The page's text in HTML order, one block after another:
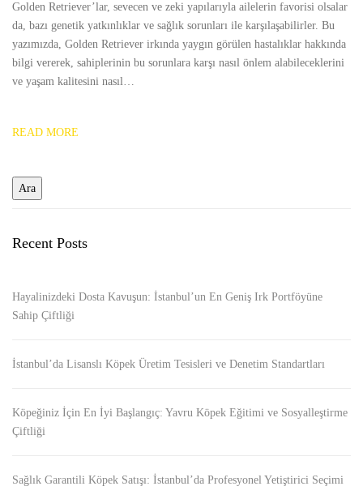
Golden Retriever’lar, sevecen ve zeki yapılarıyla ailelerin favorisi olsalar
da, bazı genetik yatkınlıklar ve sağlık sorunları ile karşılaşabilirler. Bu
yazımızda, Golden Retriever irkında yaygın görülen hastalıklar hakkında
bilgi vererek, sahiplerinin bu sorunlara karşı nasıl önlem alabileceklerini
ve yaşam kalitesini nasıl…
READ MORE
Recent Posts
Hayalinizdeki Dosta Kavuşun: İstanbul’un En Geniş Irk Portföyüne
Sahip Çiftliği
İstanbul’da Lisanslı Köpek Üretim Tesisleri ve Denetim Standartları
Köpeğiniz İçin En İyi Başlangıç: Yavru Köpek Eğitimi ve Sosyalleştirme
Çiftliği
Sağlık Garantili Köpek Satışı: İstanbul’da Profesyonel Yetiştirici Seçimi